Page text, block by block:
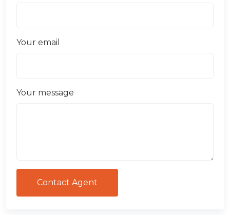
Your email
Your message
Contact Agent